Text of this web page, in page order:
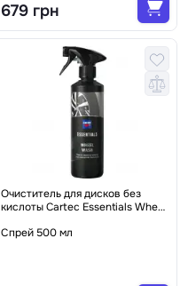
679 грн
Очиститель для дисков без
кислоты Cartec Essentials Wheel
Спрей 500 мл